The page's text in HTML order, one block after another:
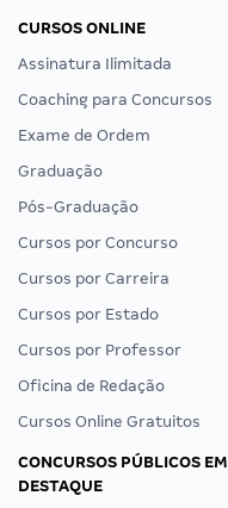
CURSOS ONLINE
Assinatura Ilimitada
Coaching para Concursos
Exame de Ordem
Graduação
Pós-Graduação
Cursos por Concurso
Cursos por Carreira
Cursos por Estado
Cursos por Professor
Oficina de Redação
Cursos Online Gratuitos
CONCURSOS PÚBLICOS EM
DESTAQUE